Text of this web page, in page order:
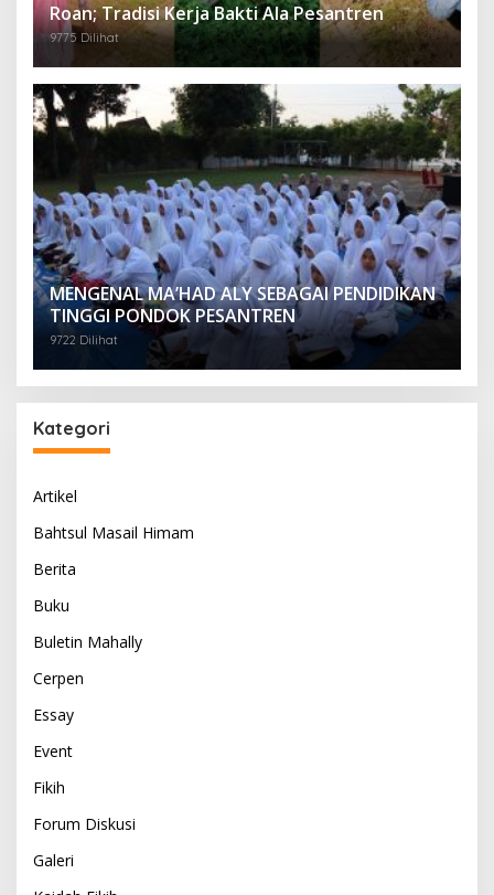
Roan; Tradisi Kerja Bakti Ala Pesantren
9775 Dilihat
MENGENAL MA’HAD ALY SEBAGAI PENDIDIKAN
TINGGI PONDOK PESANTREN
9722 Dilihat
Kategori
Artikel
Bahtsul Masail Himam
Berita
Buku
Buletin Mahally
Cerpen
Essay
Event
Fikih
Forum Diskusi
Galeri